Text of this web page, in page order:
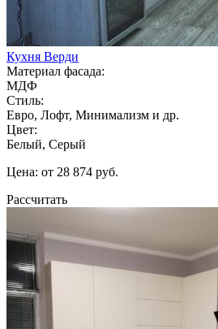
Кухня Верди
Материал фасада:
МДФ
Стиль:
Евро, Лофт, Минимализм и др.
Цвет:
Белый, Серый
Цена: от 28 874 руб.
Рассчитать